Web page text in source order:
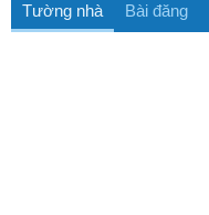
Tường nhà Bài đăng